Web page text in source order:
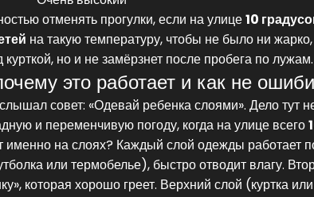
отменять прогулки, если на улице10
на такую температуру, чтобы не было ни
курткой, но и не замёрзнет после пробега по лужам.
это работает и как не
совет: «Одевай ребенка слоями». Дело тут
и переменчивую погоду, когда на улице всего
именно на слоях? Каждый слой одежды
или термобелье), быстро отводит влагу.
которая хорошо греет. Верхний слой (куртка